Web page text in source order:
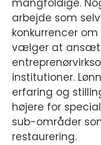
mangfoldige.
arbejde som
konkurrencer
vælger at
institutioner.
erfaring og
højere for
sub-områder
restaurering.